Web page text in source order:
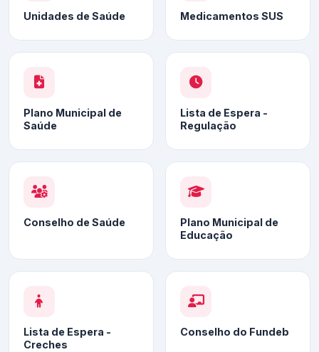
Unidades de Saúde Medicamentos SUS
Plano Municipal de
Saúde
Lista de Espera -
Regulação
Conselho de Saúde
Plano Municipal de
Educação
Lista de Espera -
Creches
Conselho do Fundeb